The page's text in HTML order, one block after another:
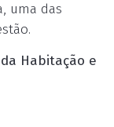
uma das
Habitação e